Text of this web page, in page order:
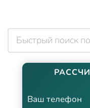
Ваш телефон